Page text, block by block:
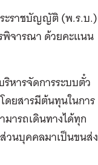
ะราชบัญญัติ (พ.ร.บ.)
พิจารณา ด้วยคะแนน
หารจัดการระบบตั๋ว
ดยสารมีต้นทุนในการ
มารถเดินทางได้ทุก
วนบุคคลมาเป็นขนส่ง